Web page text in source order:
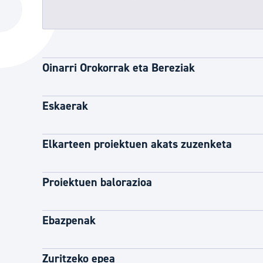
Hiria ezagutu
Abisuak
Oinarri Orokorrak eta Bereziak
Eskaerak
Elkarteen proiektuen akats zuzenketa
Proiektuen balorazioa
Ebazpenak
Zuritzeko epea